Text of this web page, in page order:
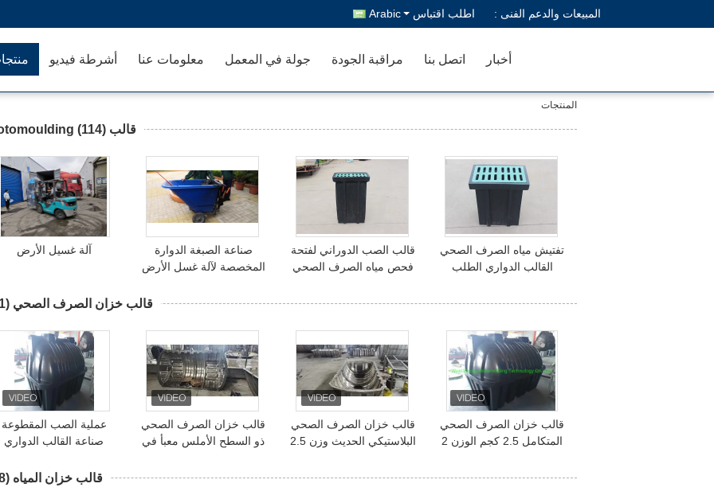
المبيعات والدعم الفنى : اطلب اقتباس Arabic
أشرطة فيديو معلومات عنا جولة في المعمل مراقبة الجودة اتصل بنا أخبار
المنتجات
قالب Rotomoulding (114)
آلة غسيل الأرض
صناعة الصبغة الدوارة
المخصصة لآلة غسل الأرض
قالب الصب الدوراني لفتحة
فحص مياه الصرف الصحي
تفتيش مياه الصرف الصحي
القالب الدواري الطلب
قالب خزان الصرف الصحي (41)
عملية الصب المقطوعة
صناعة القالب الدواري
قالب خزان الصرف الصحي
ذو السطح الأملس معبأ في
قالب خزان الصرف الصحي
البلاستيكي الحديث وزن 2.5
قالب خزان الصرف الصحي
المتكامل 2.5 كجم الوزن 2
قالب خزان المياه (58)